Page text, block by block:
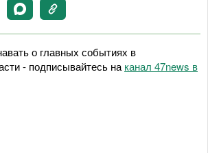
о главных событиях в
- подписывайтесь на канал 47news в